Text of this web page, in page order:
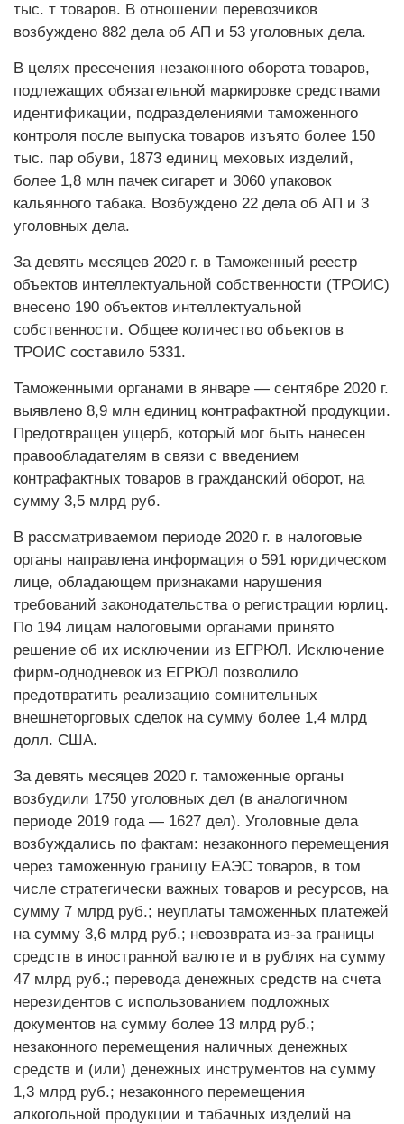
тыс. т товаров. В отношении перевозчиков
возбуждено 882 дела об АП и 53 уголовных дела.
В целях пресечения незаконного оборота товаров,
подлежащих обязательной маркировке средствами
идентификации, подразделениями таможенного
контроля после выпуска товаров изъято более 150
тыс. пар обуви, 1873 единиц меховых изделий,
более 1,8 млн пачек сигарет и 3060 упаковок
кальянного табака. Возбуждено 22 дела об АП и 3
уголовных дела.
За девять месяцев 2020 г. в Таможенный реестр
объектов интеллектуальной собственности (ТРОИС)
внесено 190 объектов интеллектуальной
собственности. Общее количество объектов в
ТРОИС составило 5331.
Таможенными органами в январе — сентябре 2020 г.
выявлено 8,9 млн единиц контрафактной продукции.
Предотвращен ущерб, который мог быть нанесен
правообладателям в связи с введением
контрафактных товаров в гражданский оборот, на
сумму 3,5 млрд руб.
В рассматриваемом периоде 2020 г. в налоговые
органы направлена информация о 591 юридическом
лице, обладающем признаками нарушения
требований законодательства о регистрации юрлиц.
По 194 лицам налоговыми органами принято
решение об их исключении из ЕГРЮЛ. Исключение
фирм-однодневок из ЕГРЮЛ позволило
предотвратить реализацию сомнительных
внешнеторговых сделок на сумму более 1,4 млрд
долл. США.
За девять месяцев 2020 г. таможенные органы
возбудили 1750 уголовных дел (в аналогичном
периоде 2019 года — 1627 дел). Уголовные дела
возбуждались по фактам: незаконного перемещения
через таможенную границу ЕАЭС товаров, в том
числе стратегически важных товаров и ресурсов, на
сумму 7 млрд руб.; неуплаты таможенных платежей
на сумму 3,6 млрд руб.; невозврата из-за границы
средств в иностранной валюте и в рублях на сумму
47 млрд руб.; перевода денежных средств на счета
нерезидентов с использованием подложных
документов на сумму более 13 млрд руб.;
незаконного перемещения наличных денежных
средств и (или) денежных инструментов на сумму
1,3 млрд руб.; незаконного перемещения
алкогольной продукции и табачных изделий на